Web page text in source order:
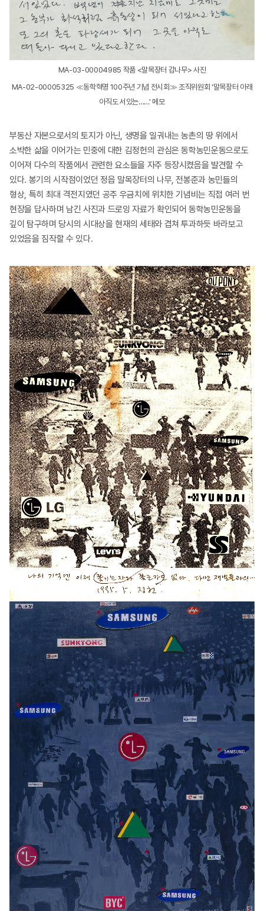
MA-03-00004985 작품 <말목장터 감나무> 사진
MA-02-00005325 ≪동학혁명 100주년 기념 전시회≫ 조직위원회 '말목장터 아래
아직도 서있는……' 메모
부동산 자본으로서의 토지가 아닌, 생명을 일궈내는 농촌의 땅 위에서
소박한 삶을 이어가는 민중에 대한 김정헌의 관심은 동학농민운동으로도
이어져 다수의 작품에서 관련한 요소들을 자주 등장시켰음을 발견할 수
있다. 봉기의 시작점이었던 정읍 말목장터의 나무, 전봉준과 농민들의
형상, 특히 최대 격전지였던 공주 우금치에 위치한 기념비는 직접 여러 번
현장을 답사하며 남긴 사진과 드로잉 자료가 확인되어 동학농민운동을
깊이 탐구하며 당시의 시대상을 현재의 세태와 겹쳐 투과하듯 바라보고
있었음을 짐작할 수 있다.